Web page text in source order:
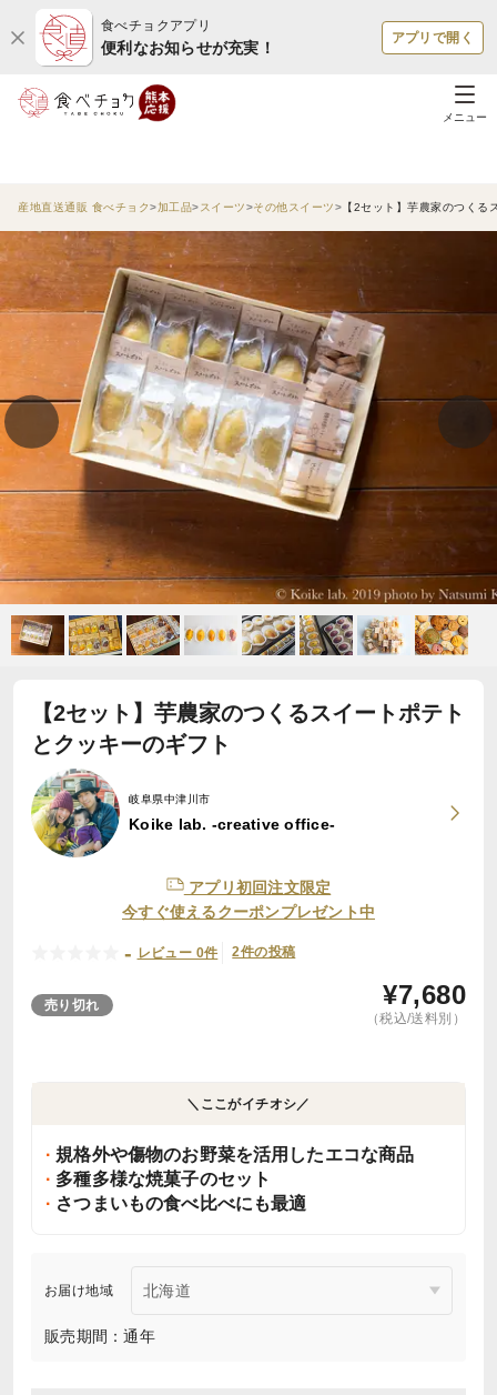
食べチョクアプリ
便利なお知らせが充実！
アプリで開く
メニュー
産地直送通販 食べチョク 加工品 スイーツ その他スイーツ 【2セット】芋農家のつくる
【2セット】芋農家のつくるスイートポテト
とクッキーのギフト
岐阜県中津川市
Koike lab. -creative office-
アプリ初回注文限定
今すぐ使えるクーポンプレゼント中
- レビュー 0件 2件の投稿
売り切れ ¥7,680
（税込/送料別）
＼ここがイチオシ／
規格外や傷物のお野菜を活用したエコな商品
多種多様な焼菓子のセット
さつまいもの食べ比べにも最適
お届け地域
販売期間：通年